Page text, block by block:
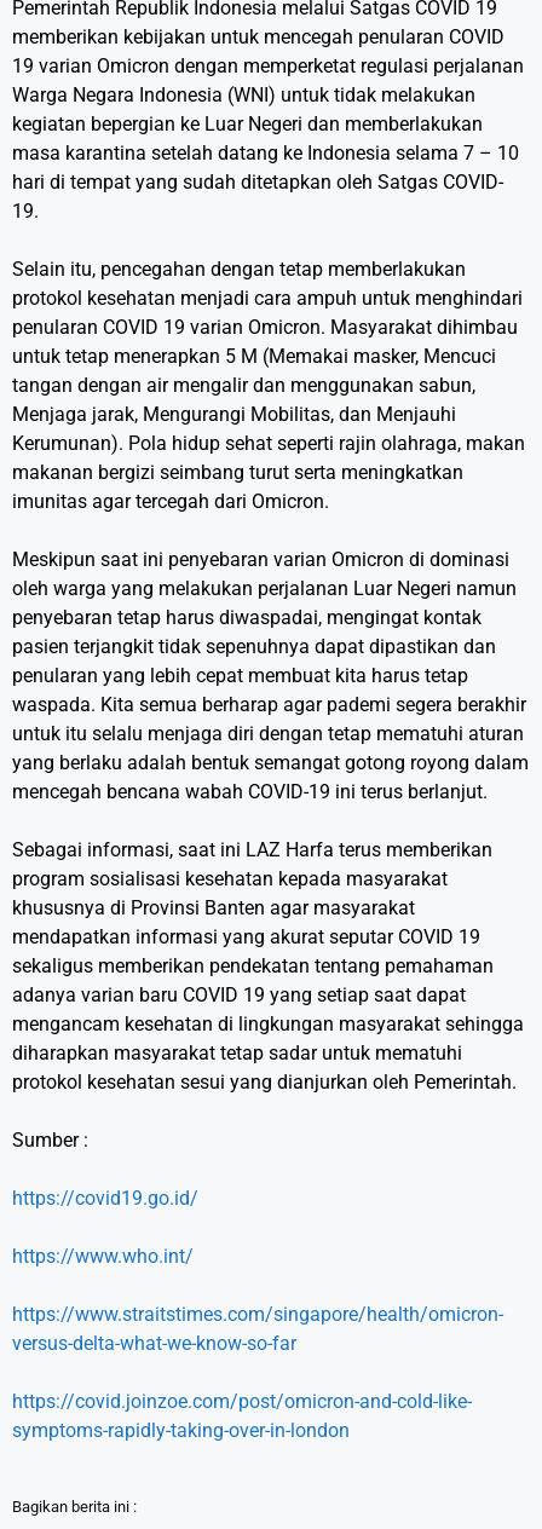
Pemerintah Republik Indonesia melalui Satgas COVID 19
memberikan kebijakan untuk mencegah penularan COVID
19 varian Omicron dengan memperketat regulasi perjalanan
Warga Negara Indonesia (WNI) untuk tidak melakukan
kegiatan bepergian ke Luar Negeri dan memberlakukan
masa karantina setelah datang ke Indonesia selama 7 – 10
hari di tempat yang sudah ditetapkan oleh Satgas COVID-
19.
Selain itu, pencegahan dengan tetap memberlakukan
protokol kesehatan menjadi cara ampuh untuk menghindari
penularan COVID 19 varian Omicron. Masyarakat dihimbau
untuk tetap menerapkan 5 M (Memakai masker, Mencuci
tangan dengan air mengalir dan menggunakan sabun,
Menjaga jarak, Mengurangi Mobilitas, dan Menjauhi
Kerumunan). Pola hidup sehat seperti rajin olahraga, makan
makanan bergizi seimbang turut serta meningkatkan
imunitas agar tercegah dari Omicron.
Meskipun saat ini penyebaran varian Omicron di dominasi
oleh warga yang melakukan perjalanan Luar Negeri namun
penyebaran tetap harus diwaspadai, mengingat kontak
pasien terjangkit tidak sepenuhnya dapat dipastikan dan
penularan yang lebih cepat membuat kita harus tetap
waspada. Kita semua berharap agar pademi segera berakhir
untuk itu selalu menjaga diri dengan tetap mematuhi aturan
yang berlaku adalah bentuk semangat gotong royong dalam
mencegah bencana wabah COVID-19 ini terus berlanjut.
Sebagai informasi, saat ini LAZ Harfa terus memberikan
program sosialisasi kesehatan kepada masyarakat
khususnya di Provinsi Banten agar masyarakat
mendapatkan informasi yang akurat seputar COVID 19
sekaligus memberikan pendekatan tentang pemahaman
adanya varian baru COVID 19 yang setiap saat dapat
mengancam kesehatan di lingkungan masyarakat sehingga
diharapkan masyarakat tetap sadar untuk mematuhi
protokol kesehatan sesui yang dianjurkan oleh Pemerintah.
Sumber :
https://covid19.go.id/
https://www.who.int/
https://www.straitstimes.com/singapore/health/omicron-
versus-delta-what-we-know-so-far
https://covid.joinzoe.com/post/omicron-and-cold-like-
symptoms-rapidly-taking-over-in-london
Bagikan berita ini :